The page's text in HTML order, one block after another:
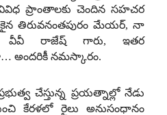
ప్రాంతాలకు చెందిన సహచర
తిరువనంతపురం మేయర్, నా
వీవీ రాజేష్ గారు, ఇతర
అందరికీ నమస్కారం.
చేస్తున్న ప్రయత్నాల్లో నేడు
కేరళలో రైలు అనుసంధానం